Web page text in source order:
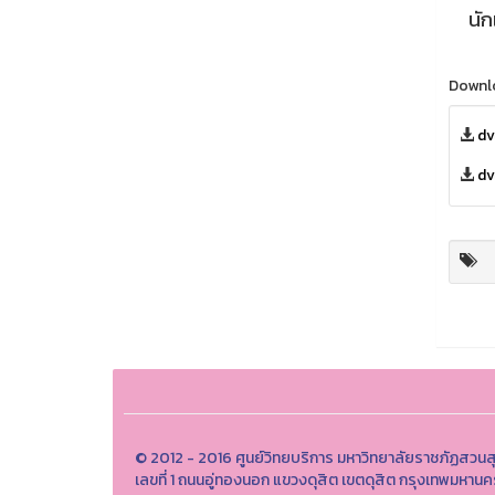
นั
© 2012 - 2016 ศูนย์วิทยบริการ มหาวิทยาลัยราชภัฏสวน
เลขที่ 1 ถนนอู่ทองนอก แขวงดุสิต เขตดุสิต กรุงเทพมหา